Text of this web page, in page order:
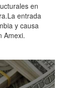
en
entrada
y causa
Amexi.